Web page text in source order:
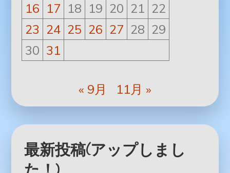
16 17 18 19 20 21 22
23 24 25 26 27 28 29
30 31
« 9月 11月 »
最新投稿(アップしまし